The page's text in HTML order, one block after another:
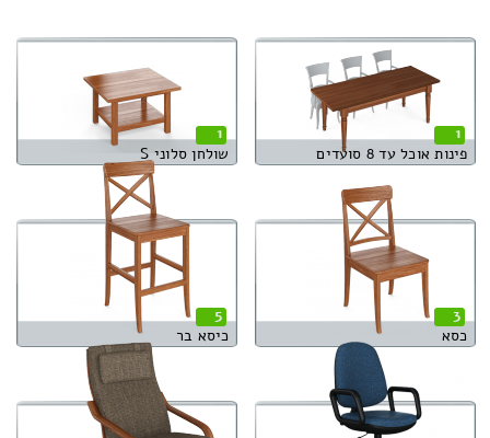
1
פינות אוכל עד 8 סועדים
1
שולחן סלוני S
3
כסא
5
כיסא בר